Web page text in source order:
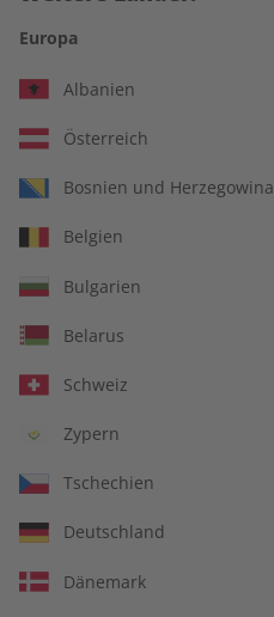
Jahrgang 2025
€ 69,90
Europa
Albanien
Österreich
Bosnien und Herzegowina
Belgien
Bulgarien
Belarus
Schweiz
Zypern
Tschechien
Deutschland
Dänemark